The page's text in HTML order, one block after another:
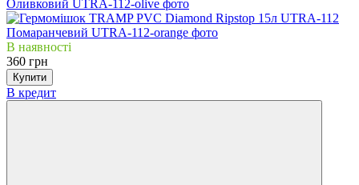
В наявності
360 грн
Купити
В кредит